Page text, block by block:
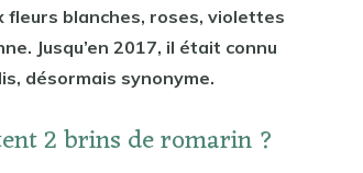
fleurs blanches, roses, violettes
Jusqu’en 2017, il était connu
désormais synonyme.
2 brins de romarin ?